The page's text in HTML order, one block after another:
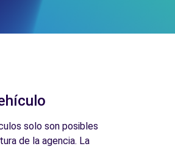
solo son posibles
de la agencia. La